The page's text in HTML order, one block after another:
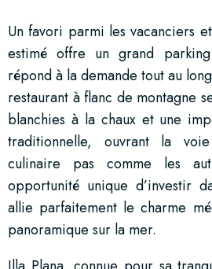
Un favori parmi les vacanciers
estimé offre un grand
répond à la demande tout au long
restaurant à flanc de montagne
blanchies à la chaux et une
traditionnelle, ouvrant la
culinaire pas comme les
opportunité unique d’investir
allie parfaitement le charme
panoramique sur la mer.